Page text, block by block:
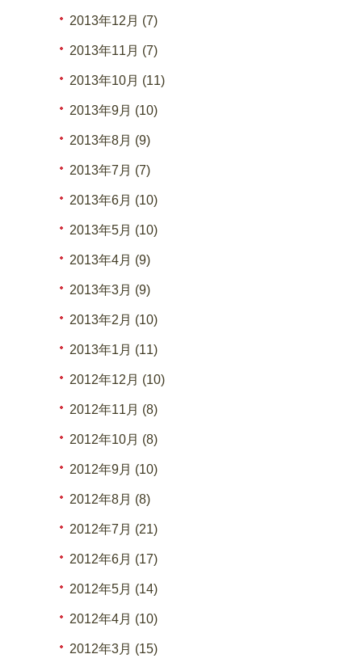
2013年12月 (7)
2013年11月 (7)
2013年10月 (11)
2013年9月 (10)
2013年8月 (9)
2013年7月 (7)
2013年6月 (10)
2013年5月 (10)
2013年4月 (9)
2013年3月 (9)
2013年2月 (10)
2013年1月 (11)
2012年12月 (10)
2012年11月 (8)
2012年10月 (8)
2012年9月 (10)
2012年8月 (8)
2012年7月 (21)
2012年6月 (17)
2012年5月 (14)
2012年4月 (10)
2012年3月 (15)